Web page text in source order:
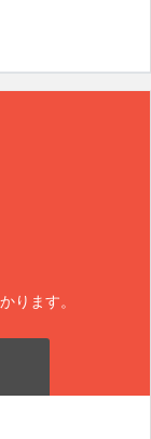
ります。